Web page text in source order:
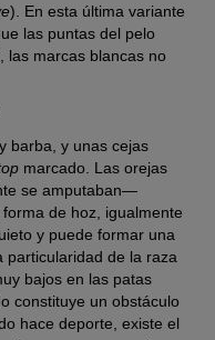
). En esta última variante
las puntas del pelo
las marcas blancas no
barba, y unas cejas
marcado. Las orejas
se amputaban—
de hoz, igualmente
y puede formar una
particularidad de la raza
bajos en las patas
constituye un obstáculo
hace deporte, existe el